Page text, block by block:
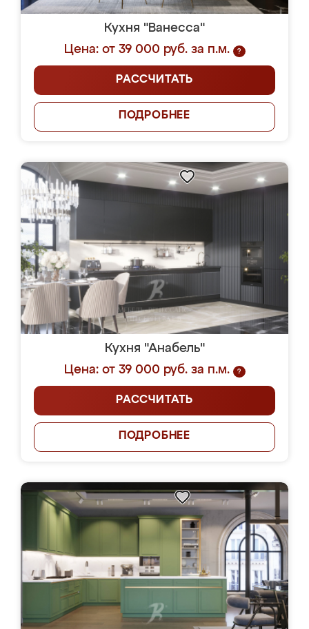
Кухня "Ванесса"
Цена: от 39 000 руб. за п.м.
?
РАССЧИТАТЬ
ПОДРОБНЕЕ
Кухня "Анабель"
Цена: от 39 000 руб. за п.м.
?
РАССЧИТАТЬ
ПОДРОБНЕЕ